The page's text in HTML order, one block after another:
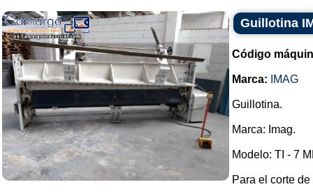
Guillotina
Código
Marca: IMAG
Guillotina.
Marca: Imag.
Modelo: TI - 7
Para el corte